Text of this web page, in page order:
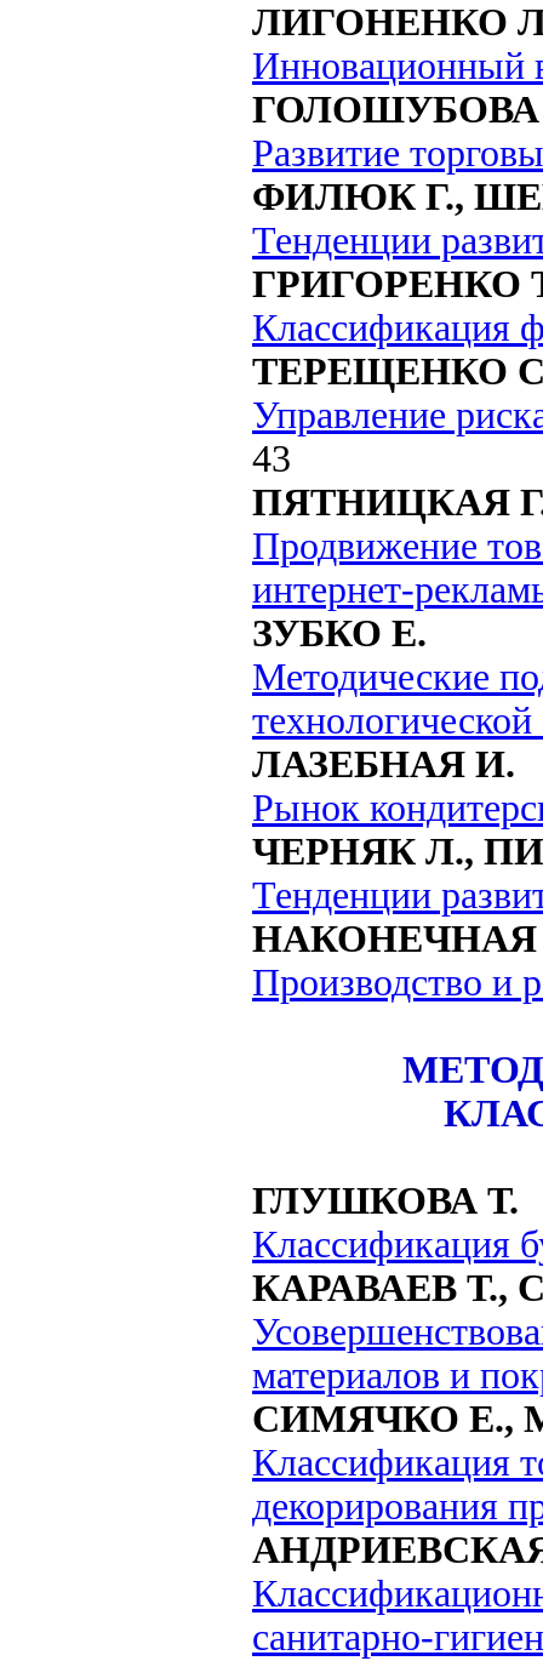
ЛИГОНЕНКО
Инновационный
ГОЛОШУБОВА
Развитие
ФИЛЮК Г.,
Тенденции
ГРИГОРЕНКО
Классификация
ТЕРЕЩЕНКО
Управление
43
ПЯТНИЦКАЯ
Продвижение
интернет-
ЗУБКО Е.
Методические
ЛАЗЕБНАЯ И.
Рынок
ЧЕРНЯК Л.,
Тенденции
НАКОНЕЧНАЯ
Производство и
ГЛУШКОВА Т.
Классификация
КАРАВАЕВ Т.,
материалов и
СИМЯЧКО Е.,
Классификация
декорирования
санитарно-